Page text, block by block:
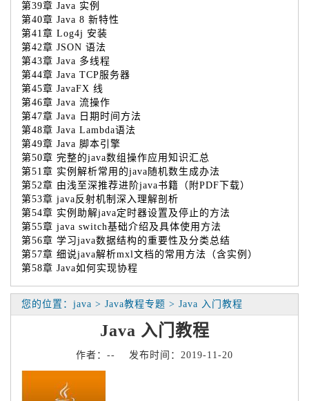
第39章 Java 实例
第40章 Java 8 新特性
第41章 Log4j 安装
第42章 JSON 语法
第43章 Java 多线程
第44章 Java TCP服务器
第45章 JavaFX 线
第46章 Java 流操作
第47章 Java 日期时间方法
第48章 Java Lambda语法
第49章 Java 脚本引擎
第50章 完整的java数组操作应用知识汇总
第51章 实例解析常用的java随机数生成办法
第52章 由浅至深推荐进阶java书籍（附PDF下载）
第53章 java反射机制深入理解剖析
第54章 实例助解java定时器设置及停止的方法
第55章 java switch基础介绍及具体使用方法
第56章 学习java数据结构的重要性及分类总结
第57章 细说java解析mxl文档的常用方法（含实例）
第58章 Java如何实现协程
您的位置：java > Java教程专题 > Java 入门教程
Java 入门教程
作者：-- 发布时间：2019-11-20